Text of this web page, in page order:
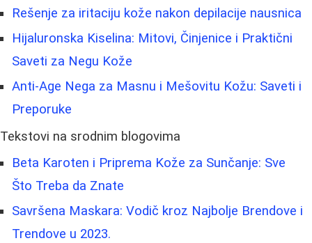
Rešenje za iritaciju kože nakon depilacije nausnica
Hijaluronska Kiselina: Mitovi, Činjenice i Praktični
Saveti za Negu Kože
Anti-Age Nega za Masnu i Mešovitu Kožu: Saveti i
Preporuke
Tekstovi na srodnim blogovima
Beta Karoten i Priprema Kože za Sunčanje: Sve
Što Treba da Znate
Savršena Maskara: Vodič kroz Najbolje Brendove i
Trendove u 2023.